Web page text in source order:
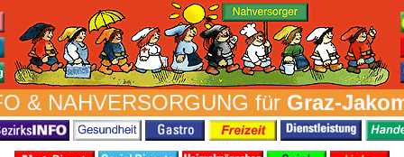
& NAH­VER­SORG­UNG für Graz-